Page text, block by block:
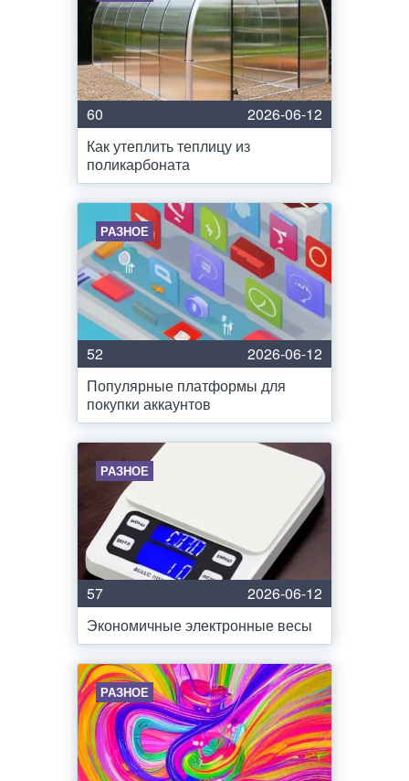
60
2026-06-12
Как утеплить теплицу из
поликарбоната
РАЗНОЕ
52
2026-06-12
Популярные платформы для
покупки аккаунтов
РАЗНОЕ
57
2026-06-12
Экономичные электронные весы
РАЗНОЕ